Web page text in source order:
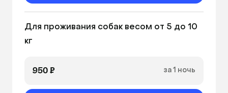
Для проживания собак весом от 5 до 10
кг
950 ₽ за 1 ночь